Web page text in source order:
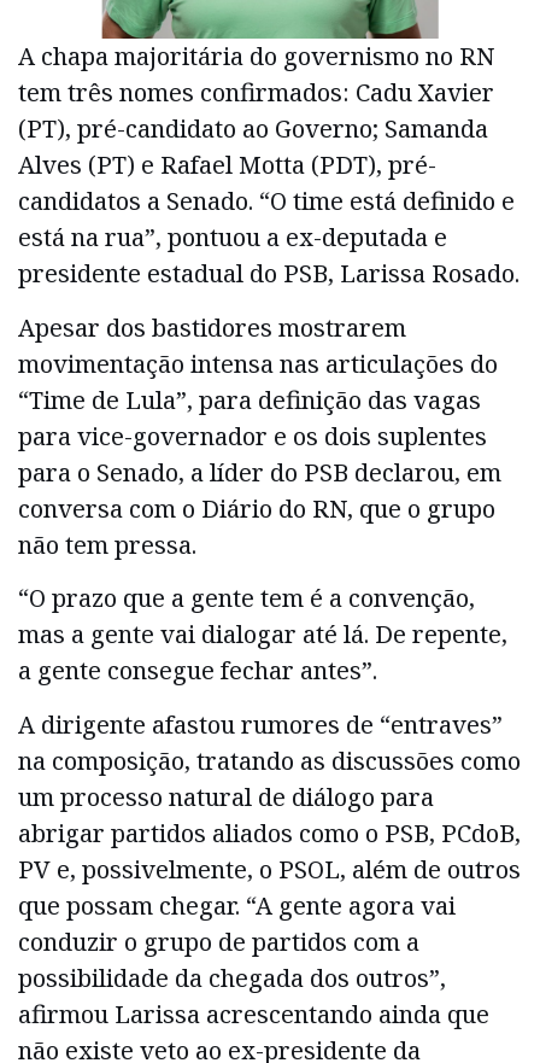
A chapa majoritária do governismo no RN
tem três nomes confirmados: Cadu Xavier
(PT), pré-candidato ao Governo; Samanda
Alves (PT) e Rafael Motta (PDT), pré-
candidatos a Senado. “O time está definido e
está na rua”, pontuou a ex-deputada e
presidente estadual do PSB, Larissa Rosado.
Apesar dos bastidores mostrarem
movimentação intensa nas articulações do
“Time de Lula”, para definição das vagas
para vice-governador e os dois suplentes
para o Senado, a líder do PSB declarou, em
conversa com o Diário do RN, que o grupo
não tem pressa.
“O prazo que a gente tem é a convenção,
mas a gente vai dialogar até lá. De repente,
a gente consegue fechar antes”.
A dirigente afastou rumores de “entraves”
na composição, tratando as discussões como
um processo natural de diálogo para
abrigar partidos aliados como o PSB, PCdoB,
PV e, possivelmente, o PSOL, além de outros
que possam chegar. “A gente agora vai
conduzir o grupo de partidos com a
possibilidade da chegada dos outros”,
afirmou Larissa acrescentando ainda que
não existe veto ao ex-presidente da